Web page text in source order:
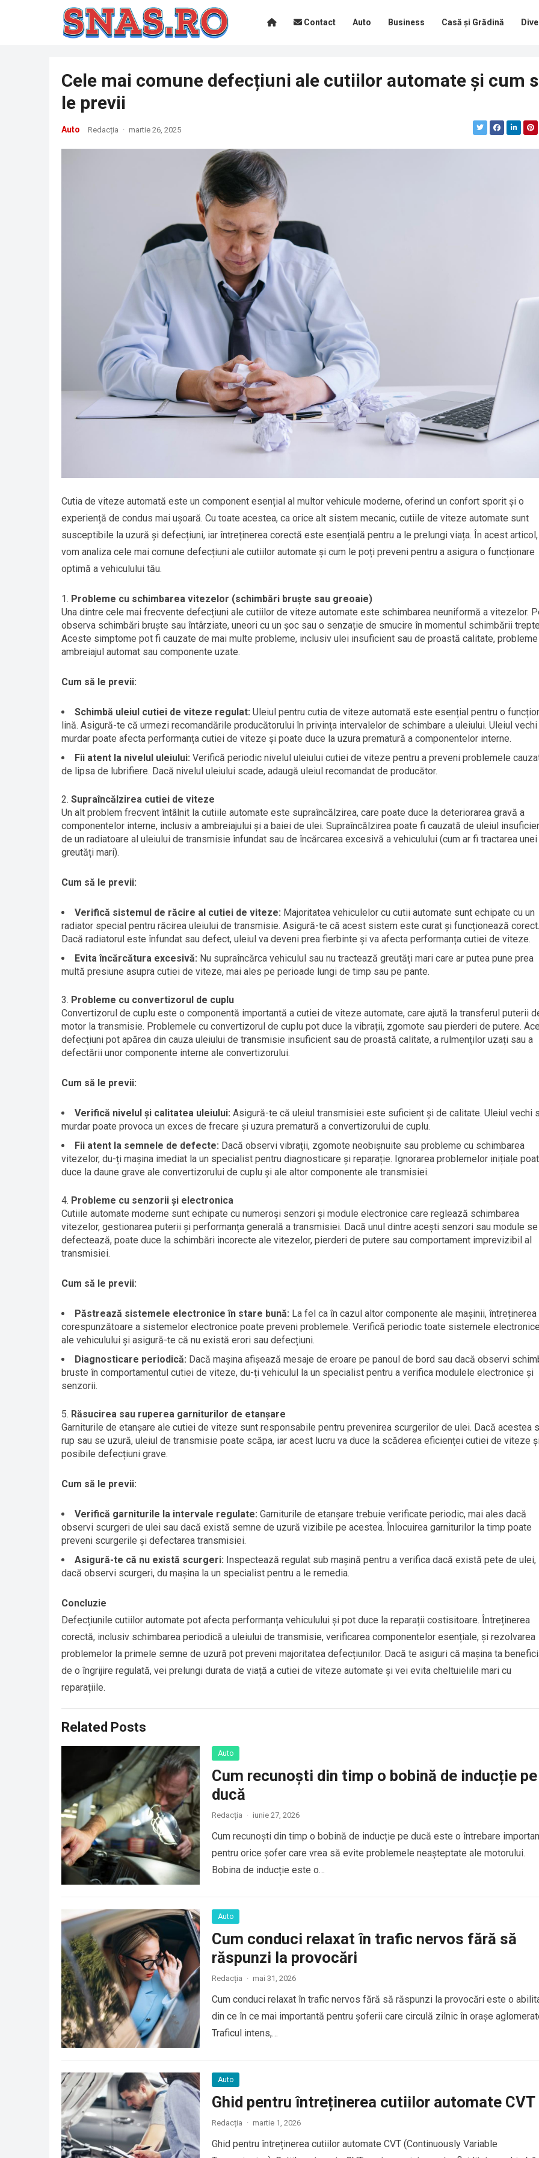
Contact Auto Business Casă și Grădină
Cele mai comune defecțiuni ale cutiilor automate și cum
le previi
Auto Redacția · martie 26, 2025
Cutia de viteze automată este un component esențial al multor vehicule moderne, oferind un confort sporit și o
experiență de condus mai ușoară. Cu toate acestea, ca orice alt sistem mecanic, cutiile de viteze automate sunt
susceptibile la uzură și defecțiuni, iar întreținerea corectă este esențială pentru a le prelungi viața. În acest articol,
vom analiza cele mai comune defecțiuni ale cutiilor automate și cum le poți preveni pentru a asigura o funcționare
optimă a vehiculului tău.
Probleme cu schimbarea vitezelor (schimbări bruște sau greoaie)
Una dintre cele mai frecvente defecțiuni ale cutiilor de viteze automate este schimbarea neuniformă a vitezelor.
observa schimbări bruște sau întârziate, uneori cu un șoc sau o senzație de smucire în momentul schimbării
Aceste simptome pot fi cauzate de mai multe probleme, inclusiv ulei insuficient sau de proastă calitate,
ambreiajul automat sau componente uzate.
Cum să le previi:
Schimbă uleiul cutiei de viteze regulat: Uleiul pentru cutia de viteze automată este esențial pentru o
lină. Asigură-te că urmezi recomandările producătorului în privința intervalelor de schimbare a uleiului. Uleiul vechi
murdar poate afecta performanța cutiei de viteze și poate duce la uzura prematură a componentelor interne.
Fii atent la nivelul uleiului: Verifică periodic nivelul uleiului cutiei de viteze pentru a preveni problemele
de lipsa de lubrifiere. Dacă nivelul uleiului scade, adaugă uleiul recomandat de producător.
Supraîncălzirea cutiei de viteze
Un alt problem frecvent întâlnit la cutiile automate este supraîncălzirea, care poate duce la deteriorarea gravă a
componentelor interne, inclusiv a ambreiajului și a baiei de ulei. Supraîncălzirea poate fi cauzată de uleiul
de un radiatoare al uleiului de transmisie înfundat sau de încărcarea excesivă a vehiculului (cum ar fi tractarea unei
greutăți mari).
Cum să le previi:
Verifică sistemul de răcire al cutiei de viteze: Majoritatea vehiculelor cu cutii automate sunt echipate cu un
radiator special pentru răcirea uleiului de transmisie. Asigură-te că acest sistem este curat și funcționează corect.
Dacă radiatorul este înfundat sau defect, uleiul va deveni prea fierbinte și va afecta performanța cutiei de viteze.
Evita încărcătura excesivă: Nu supraîncărca vehiculul sau nu tractează greutăți mari care ar putea pune prea
multă presiune asupra cutiei de viteze, mai ales pe perioade lungi de timp sau pe pante.
Probleme cu convertizorul de cuplu
Convertizorul de cuplu este o componentă importantă a cutiei de viteze automate, care ajută la transferul puterii
motor la transmisie. Problemele cu convertizorul de cuplu pot duce la vibrații, zgomote sau pierderi de putere.
defecțiuni pot apărea din cauza uleiului de transmisie insuficient sau de proastă calitate, a rulmenților uzați sau a
defectării unor componente interne ale convertizorului.
Cum să le previi:
Verifică nivelul și calitatea uleiului: Asigură-te că uleiul transmisiei este suficient și de calitate. Uleiul vechi
murdar poate provoca un exces de frecare și uzura prematură a convertizorului de cuplu.
Fii atent la semnele de defecte: Dacă observi vibrații, zgomote neobișnuite sau probleme cu schimbarea
vitezelor, du-ți mașina imediat la un specialist pentru diagnosticare și reparație. Ignorarea problemelor inițiale
duce la daune grave ale convertizorului de cuplu și ale altor componente ale transmisiei.
Probleme cu senzorii și electronica
Cutiile automate moderne sunt echipate cu numeroși senzori și module electronice care reglează schimbarea
vitezelor, gestionarea puterii și performanța generală a transmisiei. Dacă unul dintre acești senzori sau module se
defectează, poate duce la schimbări incorecte ale vitezelor, pierderi de putere sau comportament imprevizibil al
transmisiei.
Cum să le previi:
Păstrează sistemele electronice în stare bună: La fel ca în cazul altor componente ale mașinii, întreținerea
corespunzătoare a sistemelor electronice poate preveni problemele. Verifică periodic toate sistemele electronice
ale vehiculului și asigură-te că nu există erori sau defecțiuni.
Diagnosticare periodică: Dacă mașina afișează mesaje de eroare pe panoul de bord sau dacă observi
bruste în comportamentul cutiei de viteze, du-ți vehiculul la un specialist pentru a verifica modulele electronice și
senzorii.
Răsucirea sau ruperea garniturilor de etanșare
Garniturile de etanșare ale cutiei de viteze sunt responsabile pentru prevenirea scurgerilor de ulei. Dacă acestea
rup sau se uzură, uleiul de transmisie poate scăpa, iar acest lucru va duce la scăderea eficienței cutiei de viteze
posibile defecțiuni grave.
Cum să le previi:
Verifică garniturile la intervale regulate: Garniturile de etanșare trebuie verificate periodic, mai ales dacă
observi scurgeri de ulei sau dacă există semne de uzură vizibile pe acestea. Înlocuirea garniturilor la timp poate
preveni scurgerile și defectarea transmisiei.
Asigură-te că nu există scurgeri: Inspectează regulat sub mașină pentru a verifica dacă există pete de ulei,
dacă observi scurgeri, du mașina la un specialist pentru a le remedia.
Concluzie
Defecțiunile cutiilor automate pot afecta performanța vehiculului și pot duce la reparații costisitoare. Întreținerea
corectă, inclusiv schimbarea periodică a uleiului de transmisie, verificarea componentelor esențiale, și rezolvarea
problemelor la primele semne de uzură pot preveni majoritatea defecțiunilor. Dacă te asiguri că mașina ta
de o îngrijire regulată, vei prelungi durata de viață a cutiei de viteze automate și vei evita cheltuielile mari cu
reparațiile.
Related Posts
Auto
Cum recunoști din timp o bobină de inducție pe
ducă
Redacția · iunie 27, 2026
Cum recunoști din timp o bobină de inducție pe ducă este o întrebare
pentru orice șofer care vrea să evite problemele neașteptate ale motorului.
Bobina de inducție este o…
Auto
Cum conduci relaxat în trafic nervos fără să
răspunzi la provocări
Redacția · mai 31, 2026
Cum conduci relaxat în trafic nervos fără să răspunzi la provocări este o
din ce în ce mai importantă pentru șoferii care circulă zilnic în orașe
Traficul intens,…
Auto
Ghid pentru întreținerea cutiilor automate CVT
Redacția · martie 1, 2026
Ghid pentru întreținerea cutiilor automate CVT (Continuously Variable